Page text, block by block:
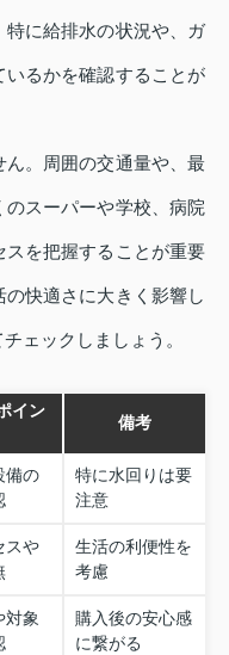
に給排水の状況や、ガ
るかを確認することが
。周囲の交通量や、最
スーパーや学校、病院
を把握することが重要
快適さに大きく影響し
ェックしましょう。
イン
備考
備の
特に水回りは要
注意
スや
生活の利便性を
考慮
対象
購入後の安心感
に繋がる